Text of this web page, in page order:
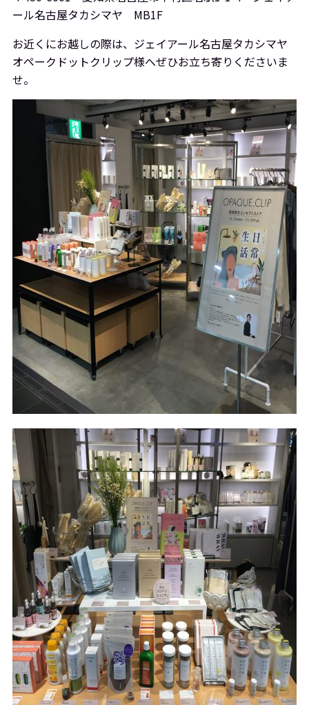
ール名古屋タカシマヤ MB1F
お近くにお越しの際は、ジェイアール名古屋タカシマヤ
オペークドットクリップ様へぜひお立ち寄りくださいま
せ。